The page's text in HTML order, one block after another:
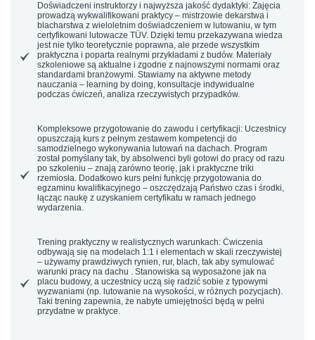
Doświadczeni instruktorzy i najwyższa jakość dydaktyki: Zajęcia
prowadzą wykwalifikowani praktycy – mistrzowie dekarstwa i
blacharstwa z wieloletnim doświadczeniem w lutowaniu, w tym
certyfikowani lutowacze TÜV. Dzięki temu przekazywana wiedza
jest nie tylko teoretycznie poprawna, ale przede wszystkim
praktyczna i poparta realnymi przykładami z budów. Materiały
szkoleniowe są aktualne i zgodne z najnowszymi normami oraz
standardami branżowymi. Stawiamy na aktywne metody
nauczania – learning by doing, konsultacje indywidualne
podczas ćwiczeń, analiza rzeczywistych przypadków.
Kompleksowe przygotowanie do zawodu i certyfikacji: Uczestnicy
opuszczają kurs z pełnym zestawem kompetencji do
samodzielnego wykonywania lutowań na dachach. Program
został pomyślany tak, by absolwenci byli gotowi do pracy od razu
po szkoleniu – znają zarówno teorię, jak i praktyczne triki
rzemiosła. Dodatkowo kurs pełni funkcję przygotowania do
egzaminu kwalifikacyjnego – oszczędzają Państwo czas i środki,
łącząc naukę z uzyskaniem certyfikatu w ramach jednego
wydarzenia.
Trening praktyczny w realistycznych warunkach: Ćwiczenia
odbywają się na modelach 1:1 i elementach w skali rzeczywistej
– używamy prawdziwych rynien, rur, blach, tak aby symulować
warunki pracy na dachu . Stanowiska są wyposażone jak na
placu budowy, a uczestnicy uczą się radzić sobie z typowymi
wyzwaniami (np. lutowanie na wysokości, w różnych pozycjach).
Taki trening zapewnia, że nabyte umiejętności będą w pełni
przydatne w praktyce.